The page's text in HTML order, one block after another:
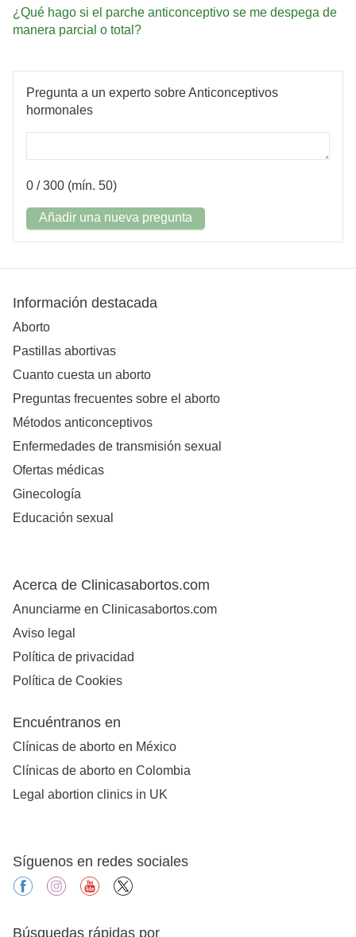
¿Qué hago si el parche anticonceptivo se me despega de
manera parcial o total?
Pregunta a un experto sobre Anticonceptivos
hormonales
0 / 300 (mín. 50)
Añadir una nueva pregunta
Información destacada
Aborto
Pastillas abortivas
Cuanto cuesta un aborto
Preguntas frecuentes sobre el aborto
Métodos anticonceptivos
Enfermedades de transmisión sexual
Ofertas médicas
Ginecología
Educación sexual
Acerca de Clinicasabortos.com
Anunciarme en Clinicasabortos.com
Aviso legal
Política de privacidad
Política de Cookies
Encuéntranos en
Clínicas de aborto en México
Clínicas de aborto en Colombia
Legal abortion clinics in UK
Síguenos en redes sociales
facebookinstagramyoutube
Búsquedas rápidas por